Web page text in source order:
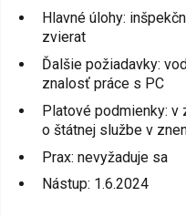
Hlavné úlohy:
zvierat
Ďalšie požiadavky:
znalosť práce s PC
Platové podmienky: v
o štátnej službe v
Prax: nevyžaduje sa
Nástup: 1.6.2024